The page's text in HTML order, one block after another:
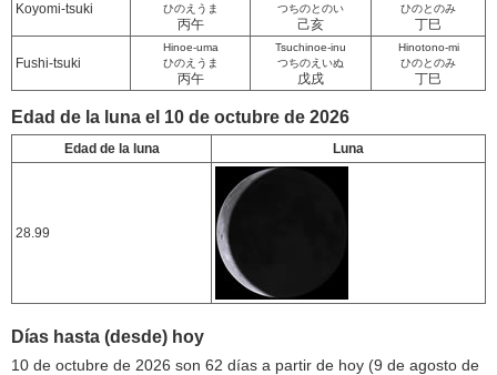
Koyomi-tsuki
ひのえうま
丙午
つちのとのい
己亥
ひのとのみ
丁巳
Fushi-tsuki
Hinoe-uma
ひのえうま
丙午
Tsuchinoe-inu
つちのえいぬ
戊戌
Hinotono-mi
ひのとのみ
丁巳
Edad de la luna el 10 de octubre de 2026
Edad de la luna Luna
28.99
Días hasta (desde) hoy
10 de octubre de 2026 son 62 días a partir de hoy (9 de agosto de